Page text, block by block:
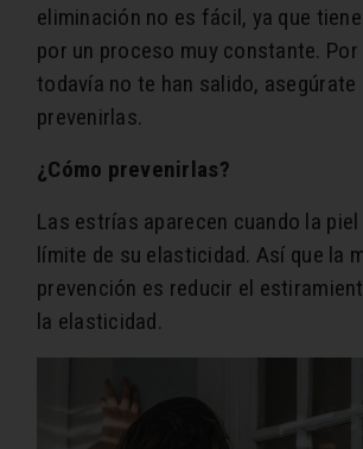
eliminación no es fácil, ya que
por un proceso muy constante.
todavía no te han salido, asegúrate
prevenirlas.
¿Cómo prevenirlas?
Las estrías aparecen cuando la
límite de su elasticidad. Así que la
prevención es reducir el
la elasticidad.